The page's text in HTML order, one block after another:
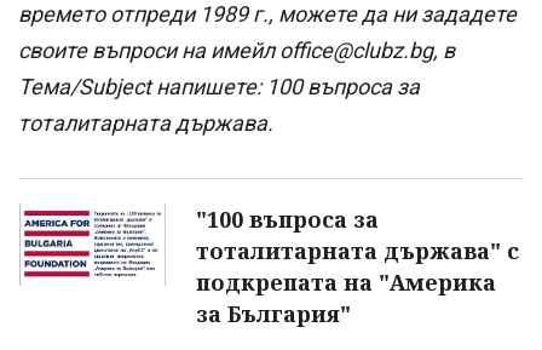
времето отпреди 1989 г., можете да ни зададете
своите въпроси на имейл office@clubz.bg, в
Тема/Subject напишете: 100 въпроса за
тоталитарната държава.
"100 въпроса за
тоталитарната държава" с
подкрепата на "Америка
за България"